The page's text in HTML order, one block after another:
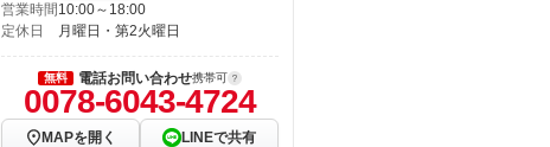
営業時間 10:00～18:00
定休日
月曜日・第2火曜日
無料 電話お問い合わせ携帯可
0078-6043-4724
MAPを開く
LINEで共有